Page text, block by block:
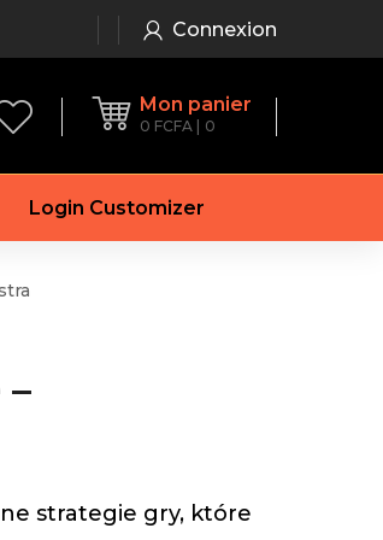
Connexion
Mon panier
0 FCFA 0
Login Customizer
strategie gry, które